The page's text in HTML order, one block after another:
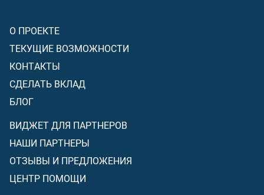
О ПРОЕКТЕ
ТЕКУЩИЕ ВОЗМОЖНОСТИ
КОНТАКТЫ
СДЕЛАТЬ ВКЛАД
БЛОГ
ВИДЖЕТ ДЛЯ ПАРТНЕРОВ
НАШИ ПАРТНЕРЫ
ОТЗЫВЫ И ПРЕДЛОЖЕНИЯ
ЦЕНТР ПОМОЩИ